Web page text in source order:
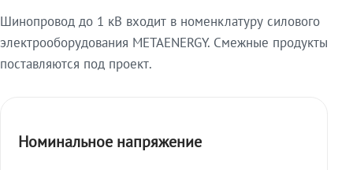
Шинопровод до 1 кВ входит в номенклатуру силового
электрооборудования METAENERGY. Смежные продукты
поставляются под проект.
Номинальное напряжение